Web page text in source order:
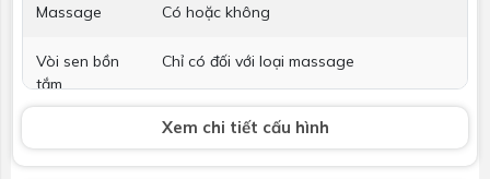
Massage Có hoặc không
Vòi sen bồn
tắm
Chỉ có đối với loại massage
theo
Không bao gồm
Xem chi tiết cấu hình